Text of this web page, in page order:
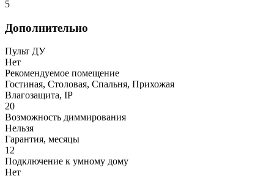
5
Дополнительно
Пульт ДУ
Нет
Рекомендуемое помещение
Гостиная, Столовая, Спальня, Прихожая
Влагозащита, IP
20
Возможность диммирования
Нельзя
Гарантия, месяцы
12
Подключение к умному дому
Нет